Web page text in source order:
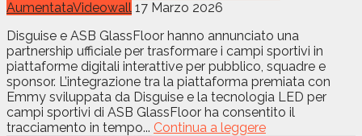
AumentataVideowall 17 Marzo 2026
Disguise e ASB GlassFloor hanno annunciato una
partnership ufficiale per trasformare i campi sportivi in
piattaforme digitali interattive per pubblico, squadre e
sponsor. L’integrazione tra la piattaforma premiata con
Emmy sviluppata da Disguise e la tecnologia LED per
campi sportivi di ASB GlassFloor ha consentito il
tracciamento in tempo... Continua a leggere